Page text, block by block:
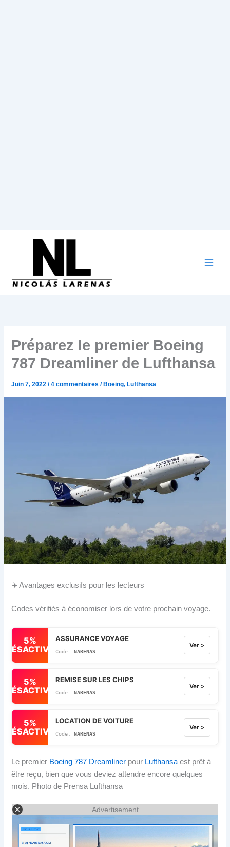
Préparez le premier Boeing
787 Dreamliner de Lufthansa
Juin 7, 2022/4 commentaires / Boeing, Lufthansa
✈️ Avantages exclusifs pour les lecteurs
Codes vérifiés à économiser lors de votre prochain voyage.
5%
DÉSACTIVÉ
ASSURANCE VOYAGE
NARENAS
Ver >
5%
DÉSACTIVÉ
REMISE SUR LES CHIPS
NARENAS
Ver >
5%
DÉSACTIVÉ
LOCATION DE VOITURE
NARENAS
Ver >
Le premier Boeing 787 Dreamliner pour Lufthansa est prêt à
être reçu, bien que vous deviez attendre encore quelques
mois. Photo de Prensa Lufthansa
Advertisement